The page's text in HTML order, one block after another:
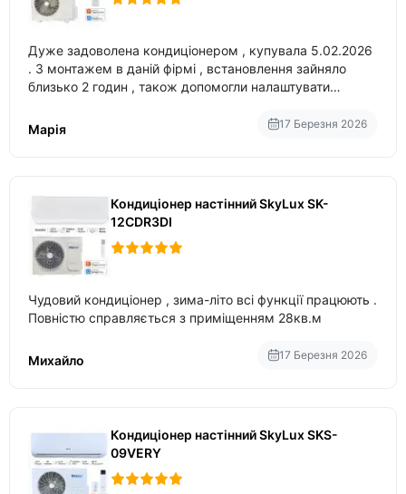
Дуже задоволена кондиціонером , купувала 5.02.2026
. З монтажем в даній фірмі , встановлення зайняло
близько 2 годин , також допомогли налаштувати
Марія
17 Березня 2026
Кондиціонер настінний SkyLux SK-
12CDR3DI
Чудовий кондиціонер , зима-літо всі функції працюють .
Повністю справляється з приміщенням 28кв.м
Михайло 17 Березня 2026
Кондиціонер настінний SkyLux SKS-
09VERY